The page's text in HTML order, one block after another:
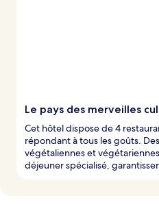
Le pays des merveilles
Cet hôtel dispose de 4
répondant à tous les goûts.
végétaliennes et
déjeuner spécialisé,